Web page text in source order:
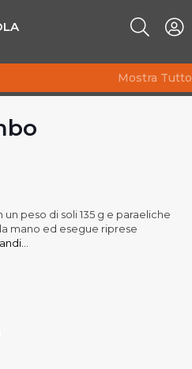
Mostra Tutto
peso di soli 135 g e paraeliche
mano ed esegue riprese